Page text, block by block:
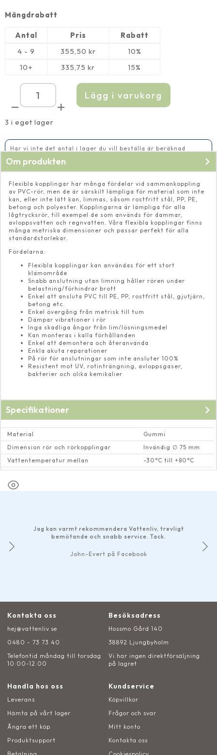
Mängdrabatt
Antal Pris
Rabatt
4 - 9
355,50 kr
10%
10+
335,75 kr 15%
3 i eget lager
Flexibel
T-
koppling
45°
75
mängd
Lägg i varukorg
Har vi inte det antal i lager du vill beställa är beräknad
Om produkten
Flexibla kopplingar har många fördelar vid sammankoppling
av PVC-rör, men de är särskilt lämpliga för material som inte
kan, eller inte lätt kan, limmas, såsom rostfritt stål, PP, PE,
betong och polyester. Kopplingarna är lämpliga för alla
lågtrycksrör, till exempel de som används för dammar,
avloppsvatten och regnvatten. Våra flexibla kopplingar finns
många metriska dimensioner och passar perfekt för alla
standardstorlekar.
Fördelarna:
Flexibla kopplingar kan användas för ett stort
klämområde
Snabb anslutning utan limning håller rören under
belastning/förhindrar brott
Enkel att ansluta PVC till PE, PP, rostfritt stål, gjutjärn,
betong etc.
Enkel övergång från metrisk till tum
Dämpar vibrationer i rör
Inga skadliga ångor från lim/lösningsmedel
Kan monteras i kalla förhållanden
Enkel att demontera och återanvända
Enkla akuta reparationer
På rör för anslutningar som inte ansluter 100%
Resistent mot UV, rotinträngning, avloppsgaser,
bakterier och olika kemikalier
Specifikationer
Material
Gummi
Dimension rör och rörkopplingar
Invändig ∅ 75 mm
Vattentemperatur mellan
-30°C till +80°C
Jag kan varmt rekommendera Vattenliv, trevligt
bemötande och snabb service. Tack.
John-Evert på Facebook
Kontakta oss
hej@vattenliv.se
0480 - 73 73 40
Telefontid måndag till torsdag
10:00-12:00
Besöksadress
Hossmo Gård 140
38892 Ljungbyholm
Vi har ingen direktförsäljning
på lagret
Handla hos oss
Leverans
Hämta på vårt lager
Ångra ett köp
Produktsupport
Kundservice
Köpvillkor
Frågor och svar
Mitt konto
Kontakta oss